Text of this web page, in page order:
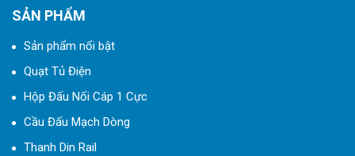
SẢN PHẨM
Sản phẩm nổi bật
Quạt Tủ Điện
Hộp Đấu Nối Cáp 1 Cực
Cầu Đấu Mạch Dòng
Thanh Din Rail